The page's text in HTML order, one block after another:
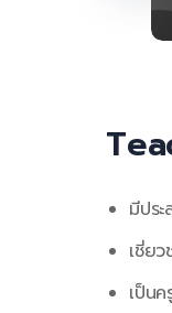
มีปร
เชี่ย
เป็น